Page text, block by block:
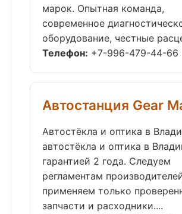
марок. Опытная команда,
современное
оборудование, честные
Телефон: +7-996-479-44-66
Автостанция Gear
Автостёкла и оптика в
автостёкла и оптика в
гарантией 2 года. Следуем
регламентам
применяем только
запчасти и расходники....